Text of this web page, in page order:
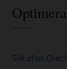
Sök efter